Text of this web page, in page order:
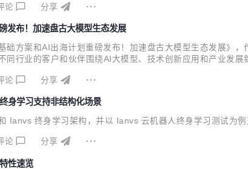
学习与交流平台。 ▲ 苏州市...
论 分享
发布！加速盘古大模型生态发展
础方案和AI出海计划重磅发布！加速盘古大模型生态发展》
同行业的客户和伙伴围绕AI大模型、技术创新应用和产业发
做最难的事。我们欢迎各行业的伙伴加入...
论 分享
身学习支持非结构化场景
Ianvs 终身学习架构，并以 Ianvs 云机器人终身学习测试为
论 分享
性速览